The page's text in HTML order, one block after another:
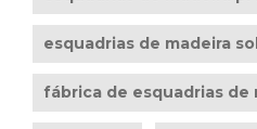
esquadrias de madeira
fábrica de esquadrias de